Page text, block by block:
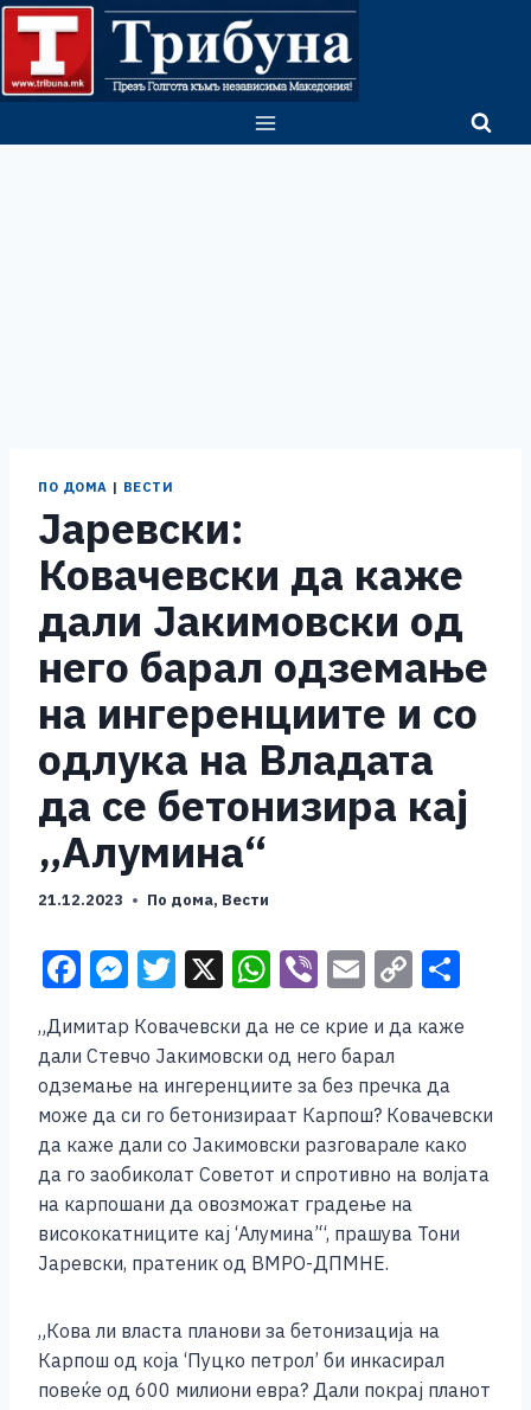
Skip
content
ПО ДОМА | ВЕСТИ
Јаревски:
Ковачевски да каже
дали Јакимовски од
него барал одземање
на ингеренциите и со
одлука на Владата
да се бетонизира кај
„Алумина“
21.12.2023 По дома, Вести
F
c
e
b
o
o
k
M
e
ss
e
n
g
er
T
tt
er
X W
at
s
A
p
p
Vi
er
E
ai
l
C
p
y
Li
n
k
ar
„Димитар Ковачевски да не се крие и да каже
дали Стевчо Јакимовски од него барал
одземање на ингеренциите за без пречка да
може да си го бетонизираат Карпош? Ковачевски
да каже дали со Јакимовски разговарале како
да го заобиколат Советот и спротивно на волјата
на карпошани да овозможат градење на
висококатниците кај ‘Алумина’“, прашува Тони
Јаревски, пратеник од ВМРО-ДПМНЕ.
„Кова ли власта планови за бетонизација на
Карпош од која ‘Пуцко петрол’ би инкасирал
повеќе од 600 милиони евра? Дали покрај планот